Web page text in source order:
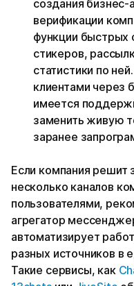
создания бизнес-
верификации
функции быстрых
стикеров,
статистики по
клиентами через
имеется
заменить живую
заранее
Если компания решит
несколько каналов
пользователями,
агрегатор
автоматизирует
разных источников в
Такие сервисы, как